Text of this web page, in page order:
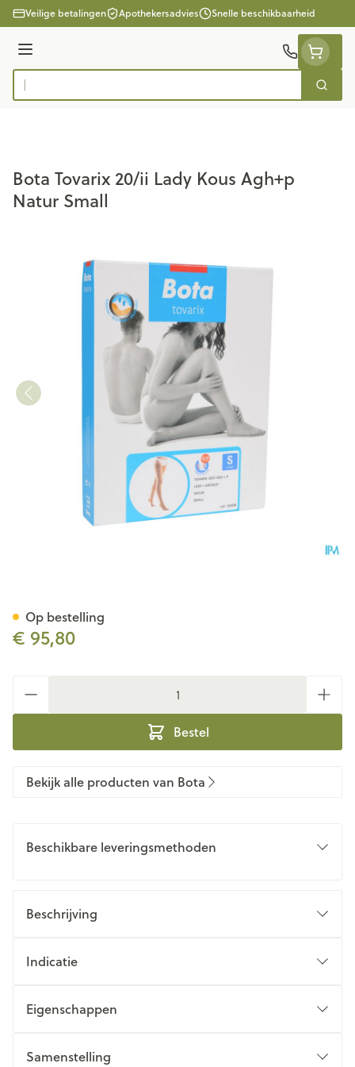
Ga naar de inhoud
Veilige betalingen Apothekersadvies Snelle beschikbaarheid
Menu
Product, merk, categorie... Zoek
Bota Tovarix 20/ii Lady Kous Agh+p
Natur Small
€ 95,80
Bestel
Op bestelling
Bekijk alle producten van Bota
Beschikbare leveringsmethoden
Beschrijving
Indicatie
Eigenschappen
Samenstelling